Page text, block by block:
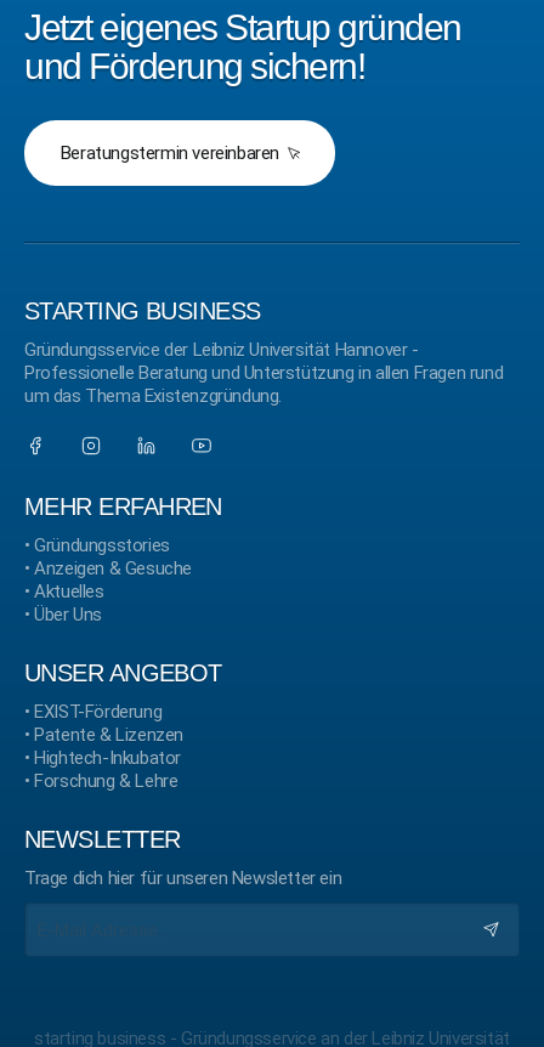
Jetzt eigenes Startup gründen
und Förderung sichern!
Beratungstermin vereinbaren
STARTING BUSINESS
Gründungsservice der Leibniz Universität Hannover -
Professionelle Beratung und Unterstützung in allen Fragen rund
um das Thema Existenzgründung.
MEHR ERFAHREN
•Gründungsstories
•Anzeigen & Gesuche
•Aktuelles
•Über Uns
UNSER ANGEBOT
•EXIST-Förderung
•Patente & Lizenzen
•Hightech-Inkubator
•Forschung & Lehre
NEWSLETTER
Trage dich hier für unseren Newsletter ein
starting business - Gründungsservice an der Leibniz Universität